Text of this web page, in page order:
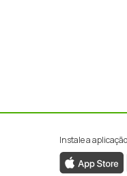
Instale a aplicação